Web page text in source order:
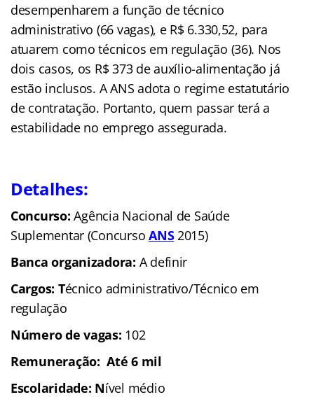
desempenharem a função de técnico
administrativo (66 vagas), e R$ 6.330,52, para
atuarem como técnicos em regulação (36). Nos
dois casos, os R$ 373 de auxílio-alimentação já
estão inclusos. A ANS adota o regime estatutário
de contratação. Portanto, quem passar terá a
estabilidade no emprego assegurada.
Detalhes:
Concurso:Agência Nacional de Saúde
Suplementar (Concurso ANS2015)
Banca organizadora: A definir
Cargos: Técnico administrativo/Técnico em
regulação
Número de vagas: 102
Remuneração: Até 6 mil
Escolaridade: Nível médio